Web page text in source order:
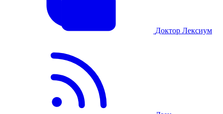
Доктор Лексиум